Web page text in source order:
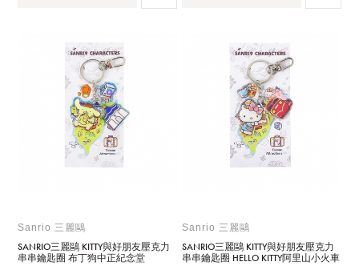
Sanrio 三麗鷗
SANRIO三麗鷗 KITTY與好朋友壓克力
串串鑰匙圈 布丁狗中正紀念堂
Sanrio 三麗鷗
SANRIO三麗鷗 KITTY與好朋友壓克力
串串鑰匙圈 HELLO KITTY阿里山小火車